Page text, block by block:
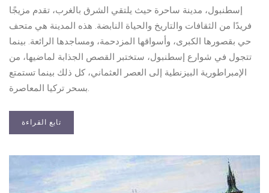
إسطنبول، مدينة ساحرة حيث يلتقي الشرق بالغرب، تقدم مزيجًا
فريدًا من الثقافات والتاريخ والحياة النابضة. هذه المدينة هي متحف
حي بقصورها الكبرى، وأسواقها المزدحمة، ومساجدها الرائعة. بينما
تتجول في شوارع إسطنبول، ستختبر القصص الجذابة لماضيها، من
الإمبراطورية البيزنطية إلى العصر العثماني، كل ذلك بينما تستمتع
بسحر تركيا المعاصرة.
تابع القراءة